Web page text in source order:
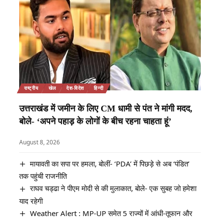
राष्ट्रीय खेल देश-विदेश हिन्दी
उत्तराखंड में जमीन के लिए CM धामी से पंत ने मांगी मदद,
बोले- ‘अपने पहाड़ के लोगों के बीच रहना चाहता हूं’
August 8, 2026
मायावती का सपा पर हमला, बोलीं- ‘PDA’ में पिछड़े से अब ‘पंडित’
तक पहुंची राजनीति
राघव चड्ढा ने पीएम मोदी से की मुलाकात, बोले- एक सुबह जो हमेशा
याद रहेगी
Weather Alert : MP-UP समेत 5 राज्यों में आंधी-तूफान और